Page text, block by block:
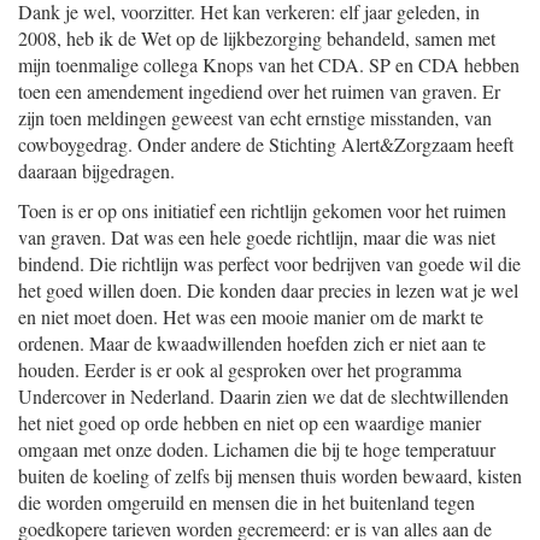
Dank je wel, voorzitter. Het kan verkeren: elf jaar geleden, in
2008, heb ik de Wet op de lijkbezorging behandeld, samen met
mijn toenmalige collega Knops van het CDA. SP en CDA hebben
toen een amendement ingediend over het ruimen van graven. Er
zijn toen meldingen geweest van echt ernstige misstanden, van
cowboygedrag. Onder andere de Stichting Alert&Zorgzaam heeft
daaraan bijgedragen.
Toen is er op ons initiatief een richtlijn gekomen voor het ruimen
van graven. Dat was een hele goede richtlijn, maar die was niet
bindend. Die richtlijn was perfect voor bedrijven van goede wil die
het goed willen doen. Die konden daar precies in lezen wat je wel
en niet moet doen. Het was een mooie manier om de markt te
ordenen. Maar de kwaadwillenden hoefden zich er niet aan te
houden. Eerder is er ook al gesproken over het programma
Undercover in Nederland. Daarin zien we dat de slechtwillenden
het niet goed op orde hebben en niet op een waardige manier
omgaan met onze doden. Lichamen die bij te hoge temperatuur
buiten de koeling of zelfs bij mensen thuis worden bewaard, kisten
die worden omgeruild en mensen die in het buitenland tegen
goedkopere tarieven worden gecremeerd: er is van alles aan de